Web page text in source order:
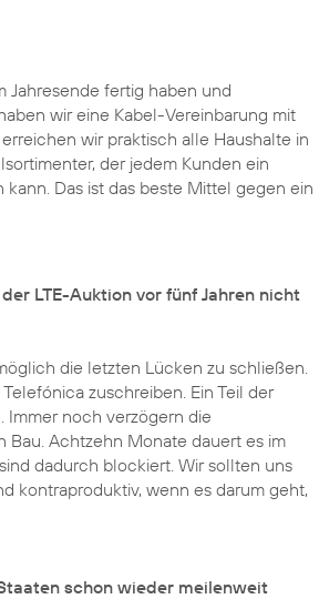
Jahresende fertig haben und
wir eine Kabel-Vereinbarung mit
wir praktisch alle Haushalte in
der jedem Kunden ein
kann. Das ist das beste Mittel gegen ein
LTE-Auktion vor fünf Jahren nicht
die letzten Lücken zu schließen.
zuschreiben. Ein Teil der
Immer noch verzögern die
Achtzehn Monate dauert es im
dadurch blockiert. Wir sollten uns
kontraproduktiv, wenn es darum geht,
schon wieder meilenweit